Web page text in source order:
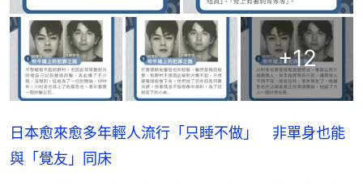
+12
日本愈來愈多年輕人流行「只睡不做」 非單身也能
與「覺友」同床